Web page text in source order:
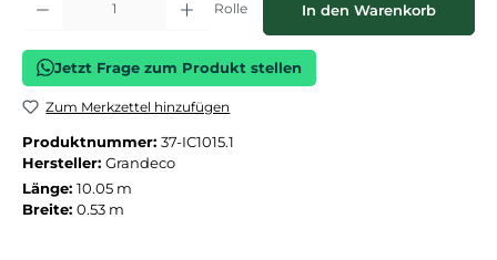
Rolle In den Warenkorb
Jetzt Frage zum Produkt stellen
Zum Merkzettel hinzufügen
Produktnummer: 37-IC1015.1
Hersteller: Grandeco
Länge: 10.05 m
Breite: 0.53 m